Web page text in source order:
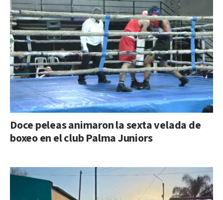
Doce peleas animaron la sexta velada de
boxeo en el club Palma Juniors